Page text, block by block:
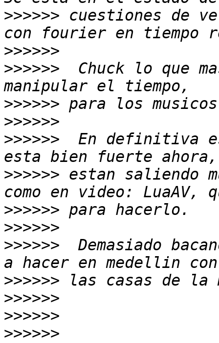
>>>>>> cuestiones de
>>>>>>
>>>>>>
Chuck lo que
>>>>>>
>>>>>>
>>>>>>
En definitiva
>>>>>> estan saliendo
>>>>>>
>>>>>>
>>>>>>
Demasiado
>>>>>>
>>>>>>
>>>>>>
>>>>>>